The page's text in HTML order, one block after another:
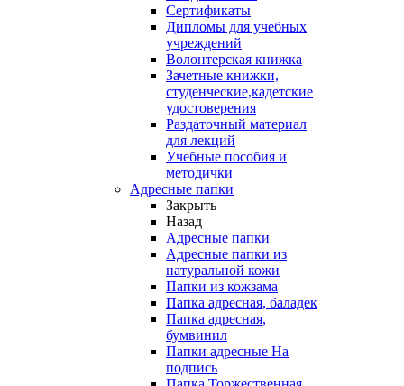
Сертификаты
Дипломы для учебных
учреждений
Волонтерская книжка
Зачетные книжки,
студенческие,кадетские
удостоверения
Раздаточный материал
для лекций
Учебные пособия и
методички
Адресные папки
Закрыть
Назад
Адресные папки
Адресные папки из
натуральной кожи
Папки из кожзама
Папка адресная, баладек
Папка адресная,
бумвинил
Папки адресные На
подпись